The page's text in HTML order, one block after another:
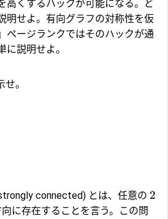
高くするハックが可能になる。ど
明せよ。有向グラフの対称性を仮
ページランクではそのハックが通
に説明せよ。
。
connected) とは、任意の 2
に存在することを言う。この問